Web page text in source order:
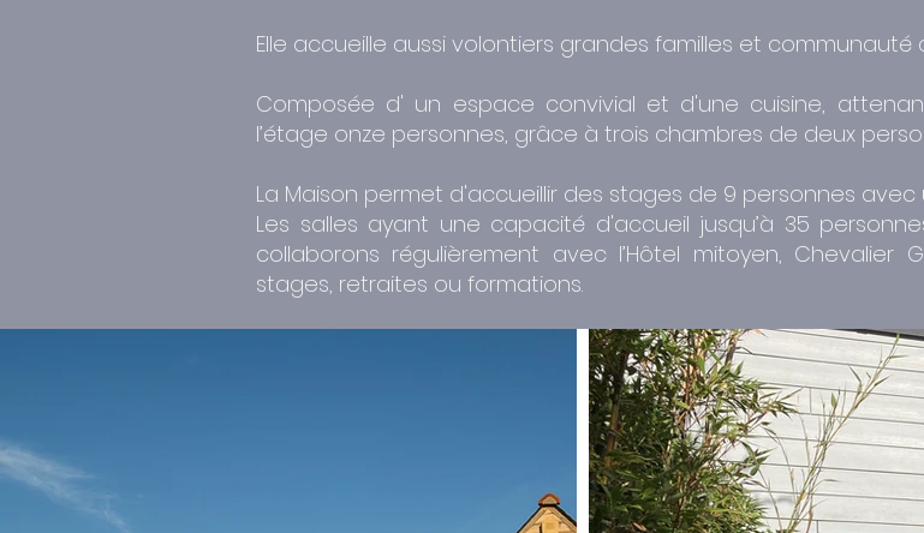
Elle accueille aussi volontiers grandes familles et
Composée d' un espace convivial et d'une cuisine,
l’étage onze personnes, grâce à trois chambres de deux
La Maison permet d'accueillir des stages de 9 personnes
Les salles ayant une capacité d'accueil jusqu’à 35
collaborons régulièrement avec l’Hôtel mitoyen,
stages, retraites ou formations.